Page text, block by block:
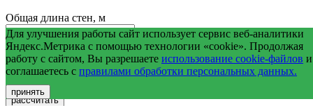
Общая длина стен, м
Средняя высота стен, м
Общая площадь оконных и дверных проемов, м2
Для улучшения работы сайт использует сервис веб-аналитики
Яндекс.Метрика с помощью технологии «cookie». Продолжая
работу с сайтом, Вы разрешаете использование cookie-файлов и
соглашаетесь с правилами обработки персональных данных.
принять